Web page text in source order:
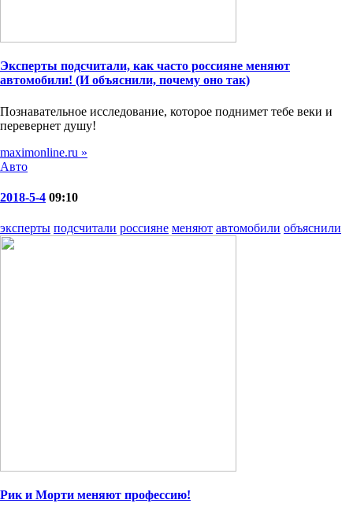
Эксперты подсчитали, как часто россияне меняют
автомобили! (И объяснили, почему оно так)
Познавательное исследование, которое поднимет тебе веки и
перевернет душу!
maximonline.ru »
Авто
2018-5-4 09:10
эксперты подсчитали россияне меняют автомобили объяснили
Рик и Морти меняют профессию!